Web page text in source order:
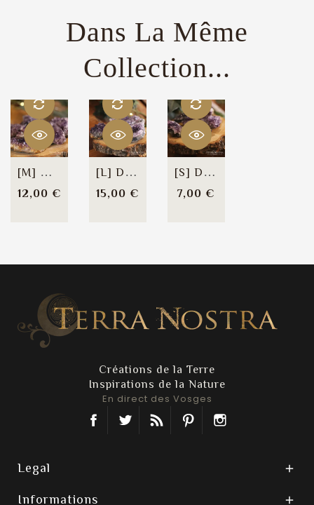
Dans La Même
Collection...
[M] Druse D'améthyste Brute...
12,00 €
[L] Druse D'améthyste Brute...
15,00 €
[S] Druse D'améthyste Brute...
7,00 €
Créations de la Terre
Inspirations de la Nature
En direct des Vosges
Facebook
Twitter Rss Pinterest
Legal 
Informations 